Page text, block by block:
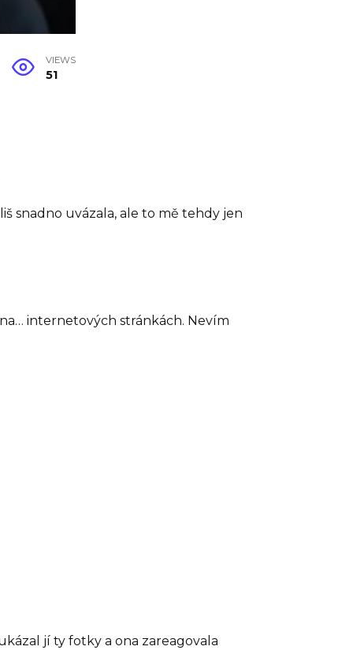
VIEWS
51
snadno uvázala, ale to mě tehdy jen
internetových stránkách. Nevím
jí ty fotky a ona zareagovala